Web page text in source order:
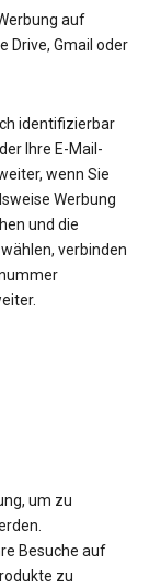
auf
Drive, Gmail oder
identifizierbar
Ihre E-Mail-
wenn Sie
Werbung
und die
verbinden
um zu
Besuche auf
zu